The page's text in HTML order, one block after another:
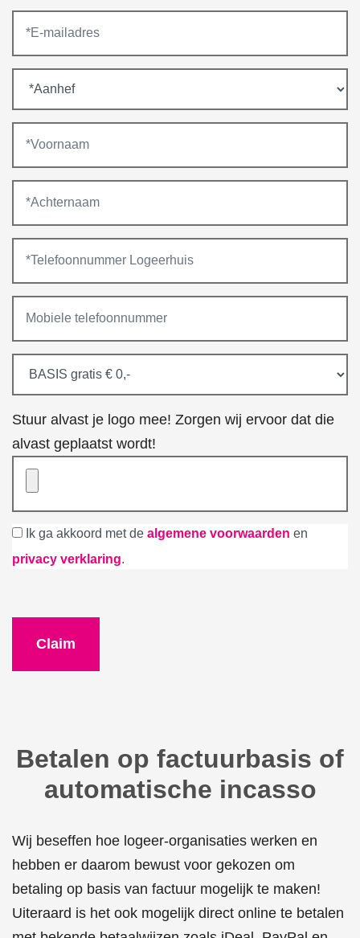
Stuur alvast je logo mee! Zorgen wij ervoor dat die
alvast geplaatst wordt!
Ik ga akkoord met de algemene voorwaarden en
privacy verklaring.
Betalen op factuurbasis of
automatische incasso
Wij beseffen hoe logeer-organisaties werken en
hebben er daarom bewust voor gekozen om
betaling op basis van factuur mogelijk te maken!
Uiteraard is het ook mogelijk direct online te betalen